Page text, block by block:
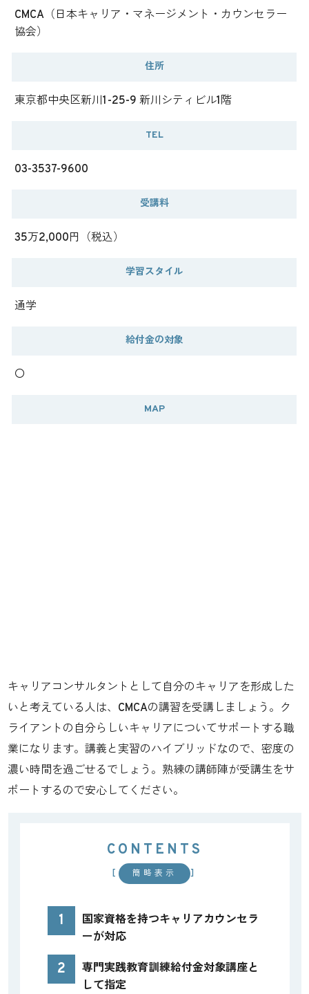
CMCA（日本キャリア・マネージメント・カウンセラー
協会）
住所
東京都中央区新川1-25-9 新川シティビル1階
TEL
03-3537-9600
受講料
35万2,000円（税込）
学習スタイル
通学
給付金の対象
〇
MAP
キャリアコンサルタントとして自分のキャリアを形成した
いと考えている人は、CMCAの講習を受講しましょう。ク
ライアントの自分らしいキャリアについてサポートする職
業になります。講義と実習のハイブリッドなので、密度の
濃い時間を過ごせるでしょう。熟練の講師陣が受講生をサ
ポートするので安心してください。
CONTENTS
[ 簡略表示 ]
1
国家資格を持つキャリアカウンセラ
ーが対応
2
専門実践教育訓練給付金対象講座と
して指定